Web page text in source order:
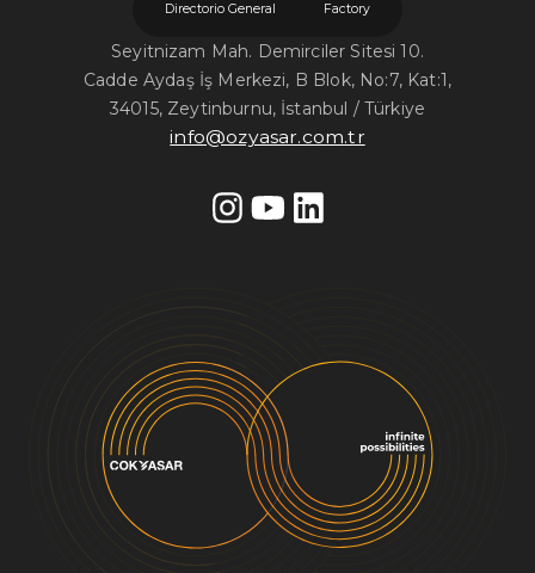
Directorio General Factory
Seyitnizam Mah. Demirciler Sitesi 10.
Cadde Aydaş İş Merkezi, B Blok, No:7, Kat:1,
34015, Zeytinburnu, İstanbul / Türkiye
info@ozyasar.com.tr